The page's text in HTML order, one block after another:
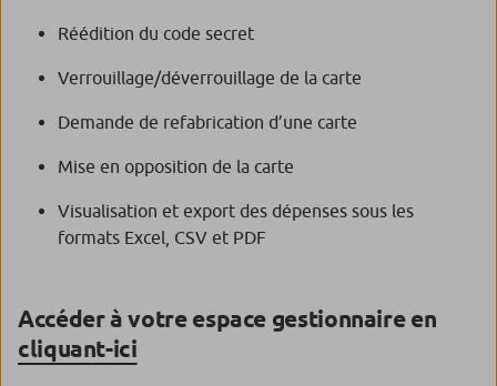
Réédition du code secret
Verrouillage/déverrouillage de la carte
Demande de refabrication d’une carte
Mise en opposition de la carte
Visualisation et export des dépenses sous les
formats Excel, CSV et PDF
Accéder à votre espace gestionnaire en
cliquant-ici